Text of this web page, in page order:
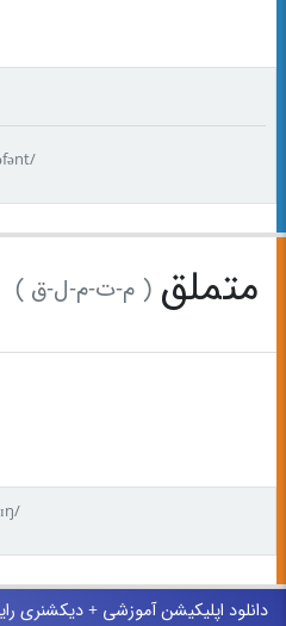
متملق ( م-ت-م-ل-ق )
دانلود اپلیکیشن آموزشی + دیکشنری